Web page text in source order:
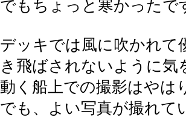
でもちょっと寒かったで
デッキでは風に吹かれて
き飛ばされないように
動く船上での撮影はやは
でも、よい写真が撮れて